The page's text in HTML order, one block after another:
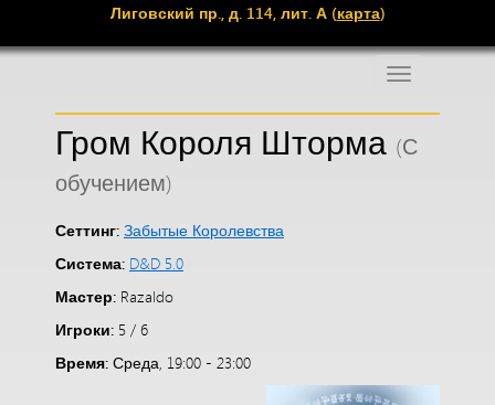
Лиговский пр., д. 114, лит. А (карта)
Меню
Гром Короля Шторма (С
обучением)
Сеттинг: Забытые Королевства
Система: D&D 5.0
Мастер: Razaldo
Игроки: 5 / 6
Время: Среда, 19:00 - 23:00